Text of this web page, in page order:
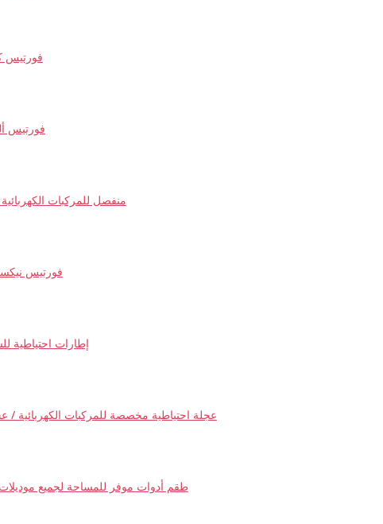
فورتيس
فورتيس
شحن DC منفصل للمركبات الكهربائية
فورتيس
إطارات احتياطية
عجلة احتياطية مخصصة للمركبات الكهربائية /
طقم أدوات موفر للمساحة لجميع